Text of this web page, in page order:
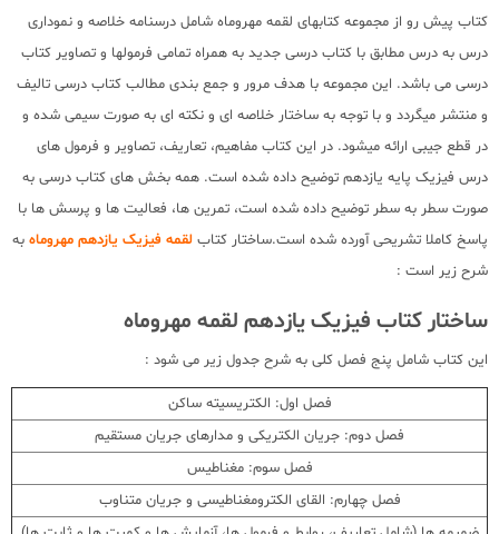
کتاب پیش رو از مجموعه کتابهای لقمه مهروماه شامل درسنامه خلاصه و نموداری
درس به درس مطابق با کتاب درسی جدید به همراه تمامی فرمولها و تصاویر کتاب
درسی می باشد. این مجموعه با هدف مرور و جمع بندی مطالب کتاب درسی تالیف
و منتشر میگردد و با توجه به ساختار خلاصه ای و نکته ای به صورت سیمی شده و
در قطع جیبی ارائه میشود. در این کتاب مفاهیم، تعاریف، تصاویر و فرمول های
درس فیزیک پایه یازدهم توضیح داده شده است. همه بخش های کتاب درسی به
صورت سطر به سطر توضیح داده شده است، تمرین ها، فعالیت ها و پرسش ها با
پاسخ کاملا تشریحی آورده شده است.ساختار کتاب لقمه فیزیک یازدهم مهروماه به
شرح زیر است :
ساختار کتاب فیزیک یازدهم لقمه مهروماه
این کتاب شامل پنج فصل کلی به شرح جدول زیر می شود :
فصل اول: الکتریسیته ساکن
فصل دوم: جریان الکتریکی و مدارهای جریان مستقیم
فصل سوم: مغناطیس
فصل چهارم: القای الکترومغناطیسی و جریان متناوب